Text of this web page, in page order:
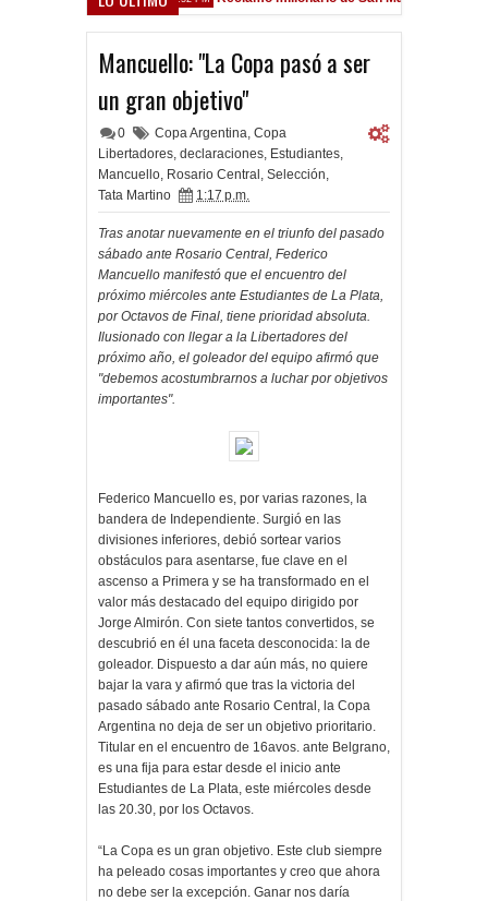
Mancuello: "La Copa pasó a ser
un gran objetivo"
0 Copa Argentina, Copa
Libertadores, declaraciones, Estudiantes,
Mancuello, Rosario Central , Selección,
Tata Martino
1:17 p.m.
Tras anotar nuevamente en el triunfo del pasado
sábado ante Rosario Central, Federico
Mancuello manifestó que el encuentro del
próximo miércoles ante Estudiantes de La Plata,
por Octavos de Final, tiene prioridad absoluta.
Ilusionado con llegar a la Libertadores del
próximo año, el goleador del equipo afirmó que
"debemos acostumbrarnos a luchar por objetivos
importantes".
Federico Mancuello es, por varias razones, la
bandera de Independiente. Surgió en las
divisiones inferiores, debió sortear varios
obstáculos para asentarse, fue clave en el
ascenso a Primera y se ha transformado en el
valor más destacado del equipo dirigido por
Jorge Almirón. Con siete tantos convertidos, se
descubrió en él una faceta desconocida: la de
goleador. Dispuesto a dar aún más, no quiere
bajar la vara y afirmó que tras la victoria del
pasado sábado ante Rosario Central, la Copa
Argentina no deja de ser un objetivo prioritario.
Titular en el encuentro de 16avos. ante Belgrano,
es una fija para estar desde el inicio ante
Estudiantes de La Plata, este miércoles desde
las 20.30, por los Octavos.
“La Copa es un gran objetivo. Este club siempre
ha peleado cosas importantes y creo que ahora
no debe ser la excepción. Ganar nos daría